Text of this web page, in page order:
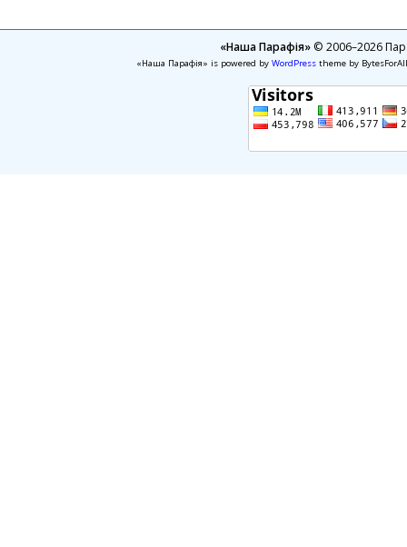
«Наша Парафія»© 2006–2026
«Наша Парафія» is powered by WordPresstheme by